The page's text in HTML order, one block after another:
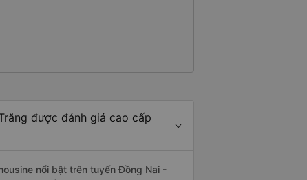
được đánh giá cao cấp
nổi bật trên tuyến Đồng Nai -